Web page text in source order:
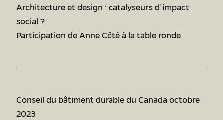
Architecture et design : catalyseurs d’impact
social ?
Participation de Anne Côté à la table ronde
Conseil du bâtiment durable du Canada octobre
2023